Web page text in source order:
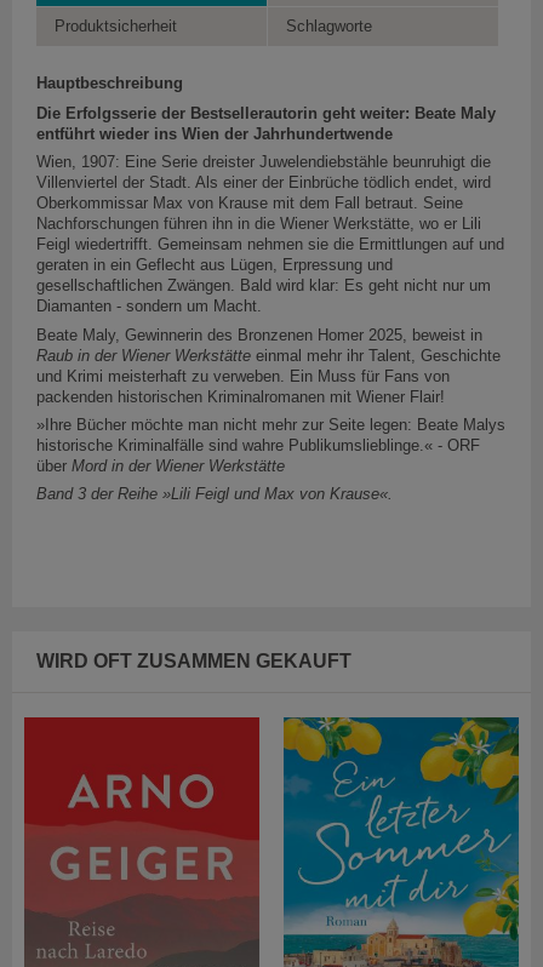
Produktsicherheit Schlagworte
Hauptbeschreibung
Die Erfolgsserie der Bestsellerautorin geht weiter: Beate Maly
entführt wieder ins Wien der Jahrhundertwende
Wien, 1907: Eine Serie dreister Juwelendiebstähle beunruhigt die
Villenviertel der Stadt. Als einer der Einbrüche tödlich endet, wird
Oberkommissar Max von Krause mit dem Fall betraut. Seine
Nachforschungen führen ihn in die Wiener Werkstätte, wo er Lili
Feigl wiedertrifft. Gemeinsam nehmen sie die Ermittlungen auf und
geraten in ein Geflecht aus Lügen, Erpressung und
gesellschaftlichen Zwängen. Bald wird klar: Es geht nicht nur um
Diamanten - sondern um Macht.
Beate Maly, Gewinnerin des Bronzenen Homer 2025, beweist in
Raub in der Wiener Werkstätte einmal mehr ihr Talent, Geschichte
und Krimi meisterhaft zu verweben. Ein Muss für Fans von
packenden historischen Kriminalromanen mit Wiener Flair!
»Ihre Bücher möchte man nicht mehr zur Seite legen: Beate Malys
historische Kriminalfälle sind wahre Publikumslieblinge.« - ORF
über Mord in der Wiener Werkstätte
Band 3 der Reihe »Lili Feigl und Max von Krause«.
WIRD OFT ZUSAMMEN GEKAUFT